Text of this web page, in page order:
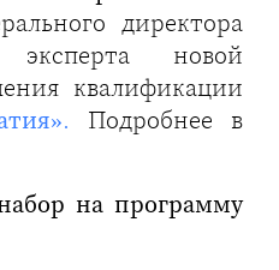
директора
новой
квалификации
. Подробнее в
на программу